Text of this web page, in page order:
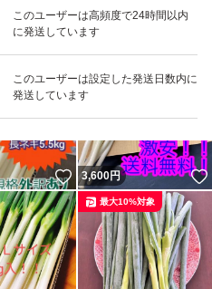
このユーザーは高頻度で24時間以内
に発送しています
このユーザーは設定した発送日数内に
発送しています
いいね！
4,400
いいね！
3,600円
最大10%対象